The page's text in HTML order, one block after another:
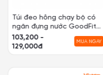
Túi đeo hông chạy bộ có
ngăn đựng nước GoodFit
GF108RB
103,200 -
129,000đ
MUA NGAY